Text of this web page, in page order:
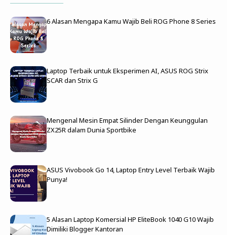
6 Alasan Mengapa Kamu Wajib Beli ROG Phone 8 Series
Laptop Terbaik untuk Eksperimen AI, ASUS ROG Strix
SCAR dan Strix G
Mengenal Mesin Empat Silinder Dengan Keunggulan
ZX25R dalam Dunia Sportbike
ASUS Vivobook Go 14, Laptop Entry Level Terbaik Wajib
Punya!
5 Alasan Laptop Komersial HP EliteBook 1040 G10 Wajib
Dimiliki Blogger Kantoran